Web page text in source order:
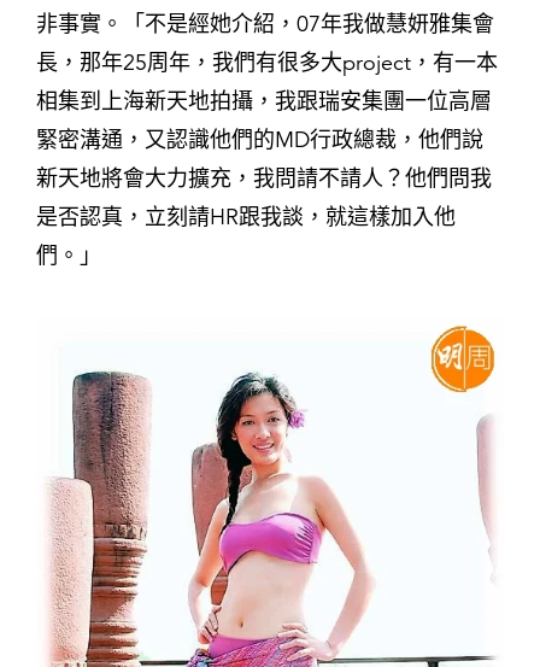
非事實。「不是經她介紹，07年我做慧妍雅集會
長，那年25周年，我們有很多大project，有一本
相集到上海新天地拍攝，我跟瑞安集團一位高層
緊密溝通，又認識他們的MD行政總裁，他們說
新天地將會大力擴充，我問請不請人？他們問我
是否認真，立刻請HR跟我談，就這樣加入他
們。」